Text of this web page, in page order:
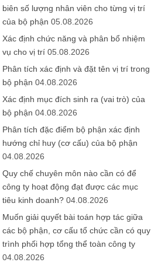
biên số lượng nhân viên cho từng vị trí
của bộ phận 05.08.2026
Xác định chức năng và phân bổ nhiệm
vụ cho vị trí 05.08.2026
Phân tích xác định và đặt tên vị trí trong
bộ phận 04.08.2026
Xác định mục đích sinh ra (vai trò) của
bộ phận 04.08.2026
Phân tích đặc điểm bộ phận xác định
hướng chỉ huy (cơ cấu) của bộ phận
04.08.2026
Quy chế chuyên môn nào cần có để
công ty hoạt động đạt được các mục
tiêu kinh doanh? 04.08.2026
Muốn giải quyết bài toán hợp tác giữa
các bộ phận, cơ cấu tổ chức cần có quy
trình phối hợp tổng thể toàn công ty
04.08.2026